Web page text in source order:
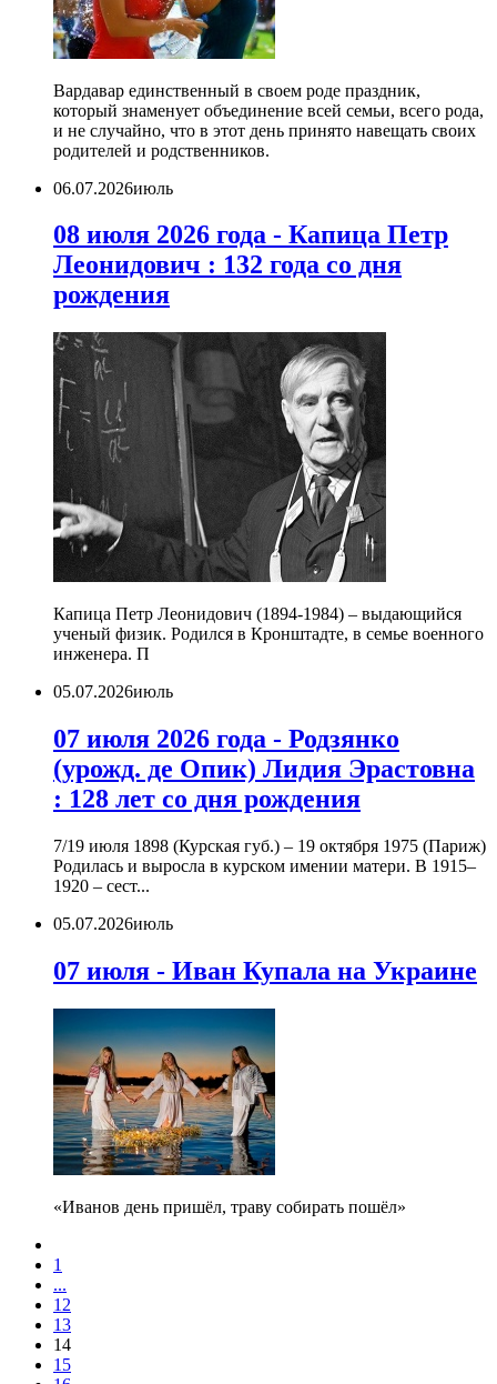
Вардавар единственный в своем роде праздник,
который знаменует объединение всей семьи, всего рода,
и не случайно, что в этот день принято навещать своих
родителей и родственников.
06.07.2026июль
08 июля 2026 года - Капица Петр
Леонидович : 132 года со дня
рождения
Капица Петр Леонидович (1894-1984) – выдающийся
ученый физик. Родился в Кронштадте, в семье военного
инженера. П
05.07.2026июль
07 июля 2026 года - Родзянко
(урожд. де Опик) Лидия Эрастовна
: 128 лет со дня рождения
7/19 июля 1898 (Курская губ.) – 19 октября 1975 (Париж)
Родилась и выросла в курском имении матери. В 1915–
1920 – сест...
05.07.2026июль
07 июля - Иван Купала на Украине
«Иванов день пришёл, траву собирать пошёл»
1
...
12
13
14
15